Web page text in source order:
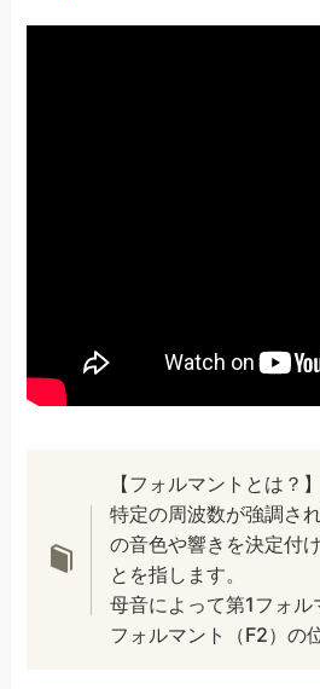
【フォルマントとは？】
特定の周波数が強調さ
の音色や響きを決定付
とを指します。
母音によって第1フォ
フォルマント（F2）の